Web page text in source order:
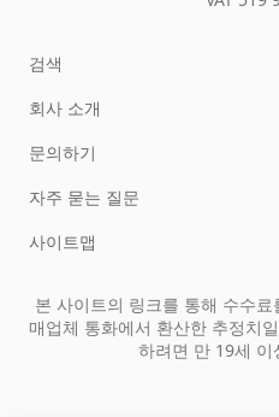
검색
회사 소개
문의하기
자주 묻는 질문
사이트맵
본 사이트의 링크를 통해 수수
매업체 통화에서 환산한 추정치
하려면 만 19세 이